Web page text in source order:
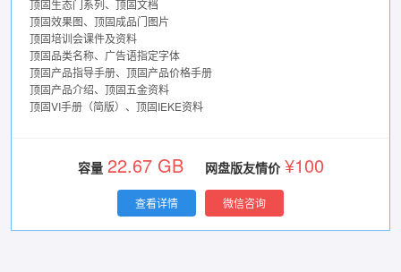
顶固生态门系列、顶固文档
顶固效果图、顶固成品门图片
顶固培训会课件及资料
顶固品类名称、广告语指定字体
顶固产品指导手册、顶固产品价格手册
顶固产品介绍、顶固五金资料
顶固VI手册（简版）、顶固IEKE资料
容量 22.67 GB 网盘版友情价 ¥100
查看详情 微信咨询